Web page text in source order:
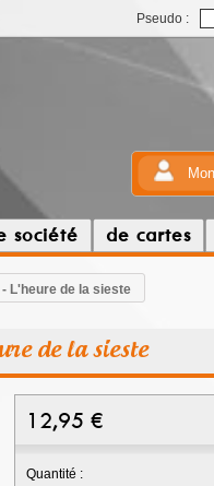
Pseudo :
société de cartes
- L'heure de la sieste
de la sieste
12,95 €
Quantité :